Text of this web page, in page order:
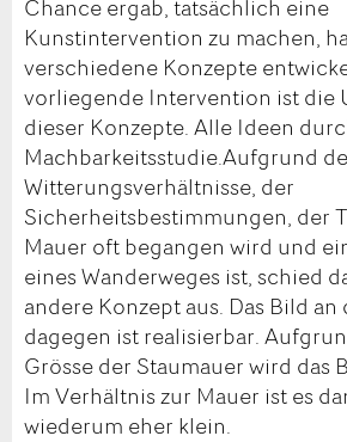
Chance ergab, tatsächlich eine
Kunstintervention zu machen,
verschiedene Konzepte
vorliegende Intervention ist die
dieser Konzepte. Alle Ideen
Machbarkeitsstudie.Aufgrund
Witterungsverhältnisse, der
Sicherheitsbestimmungen, der
Mauer oft begangen wird und
eines Wanderweges ist, schied
andere Konzept aus. Das Bild
dagegen ist realisierbar.
Grösse der Staumauer wird das
Im Verhältnis zur Mauer ist es
wiederum eher klein.